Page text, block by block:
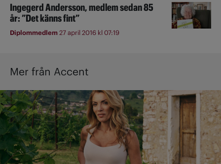
Ingegerd Andersson, medlem sedan 85
år: ”Det känns fint”
Diplommedlem27 april 2016 kl 07:19
Mer från Accent